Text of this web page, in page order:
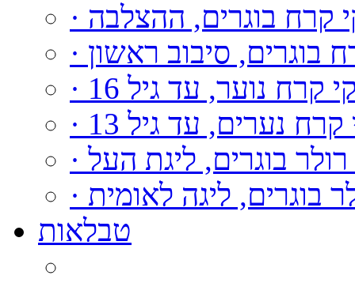
קרח בוגרים, ההצלבה
בוגרים, סיבוב ראשון
קרח נוער, עד גיל 16
קרח נערים, עד גיל 13
רולר בוגרים, ליגת העל
בוגרים, ליגה לאומית
טבלאות